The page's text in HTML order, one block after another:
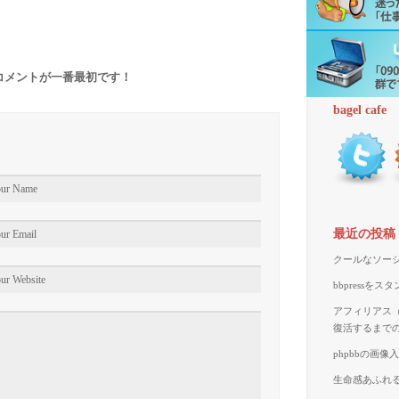
ントが一番最初です！
bagel cafe
最近の投稿
クールなソー
bbpressをスタ
アフィリアス
復活するまで
phpbbの画像
生命感あふれ